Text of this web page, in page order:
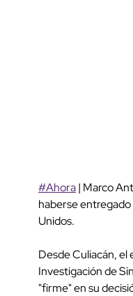
#Ahora| Marco
haberse entregado
Unidos.
Desde Culiacán, el
Investigación de
"firme" en su